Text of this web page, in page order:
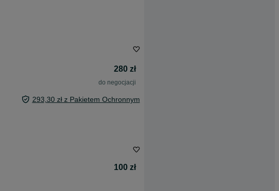
280 zł
do negocjacji
293,30 zł z Pakietem Ochronnym
100 zł